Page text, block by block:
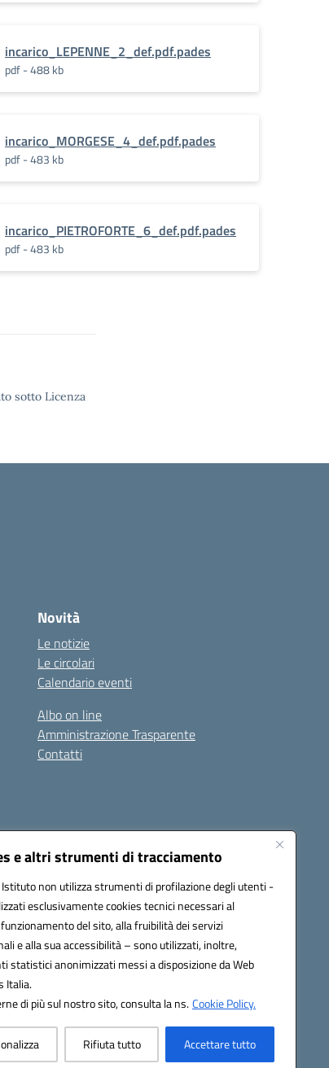
e altri strumenti di tracciamento
non utilizza strumenti di profilazione degli utenti -
esclusivamente cookies tecnici necessari al
del sito, alla fruibilità dei servizi
e alla sua accessibilità – sono utilizzati, inoltre,
statistici anonimizzati messi a disposizione da Web
Italia.
di più sul nostro sito, consulta la ns.Cookie Policy.
Rifiuta tutto Accettare tutto
incarico_LEPENNE_2_def.pdf.pades
pdf - 488 kb
incarico_MORGESE_4_def.pdf.pades
pdf - 483 kb
incarico_PIETROFORTE_6_def.pdf.pades
pdf - 483 kb
sotto Licenza
Novità
Le notizie
Le circolari
Calendario eventi
Albo on line
Amministrazione Trasparente
Contatti